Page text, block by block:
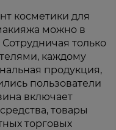
косметики для
можно в
только
каждому
продукция,
пользователи
включает
товары
торговых